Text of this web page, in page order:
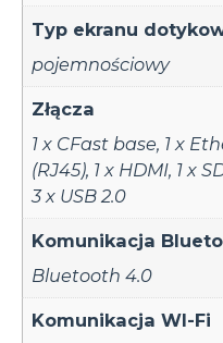
Typ ekranu
pojemnościowy
Złącza
1 x CFast base, 1 x
(RJ45), 1 x HDMI, 1 x
3 x USB 2.0
Komunikacja
Bluetooth 4.0
Komunikacja WI-Fi